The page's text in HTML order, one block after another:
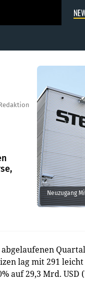
Neuzugang
lag mit 291
auf 29,3 Mrd. USD